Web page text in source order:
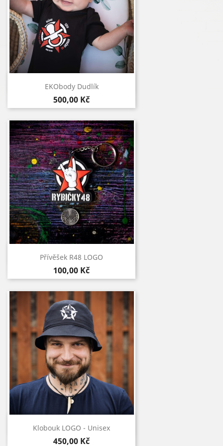
Rychlý náhled
EKObody Dudlík
500,00 Kč
Rychlý náhled
Přívěšek R48 LOGO
100,00 Kč
Rychlý náhled
Klobouk LOGO - Unisex
450,00 Kč